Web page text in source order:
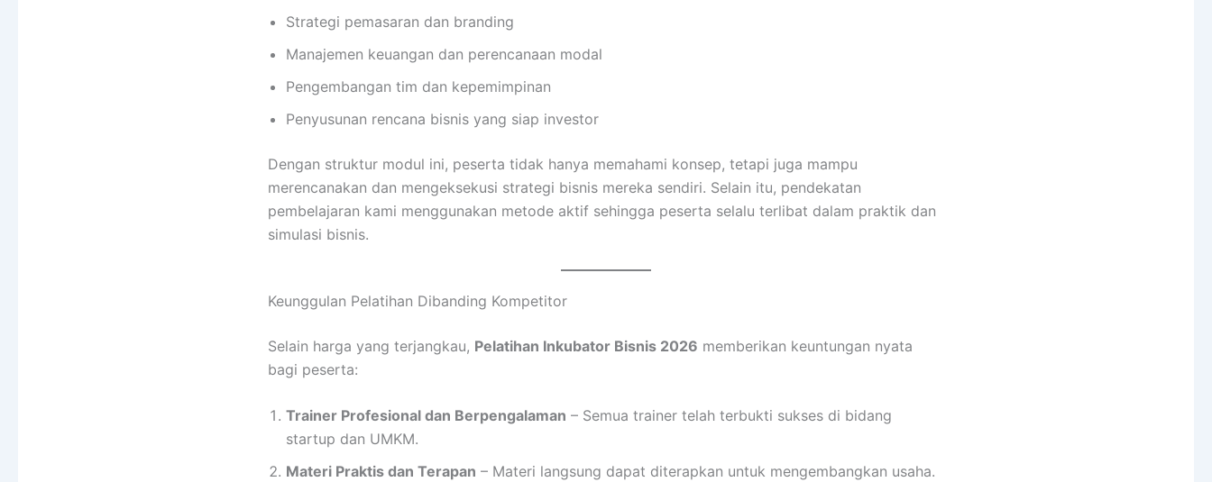
Strategi pemasaran dan branding
Manajemen keuangan dan perencanaan modal
Pengembangan tim dan kepemimpinan
Penyusunan rencana bisnis yang siap investor
Dengan struktur modul ini, peserta tidak hanya memahami konsep, tetapi juga mampu
merencanakan dan mengeksekusi strategi bisnis mereka sendiri. Selain itu, pendekatan
pembelajaran kami menggunakan metode aktif sehingga peserta selalu terlibat dalam praktik dan
simulasi bisnis.
Keunggulan Pelatihan Dibanding Kompetitor
Selain harga yang terjangkau, Pelatihan Inkubator Bisnis 2026 memberikan keuntungan nyata
bagi peserta:
Trainer Profesional dan Berpengalaman – Semua trainer telah terbukti sukses di bidang
startup dan UMKM.
Materi Praktis dan Terapan – Materi langsung dapat diterapkan untuk mengembangkan usaha.